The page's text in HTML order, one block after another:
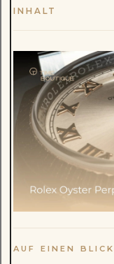
INHALT
AUF EINEN BLICK